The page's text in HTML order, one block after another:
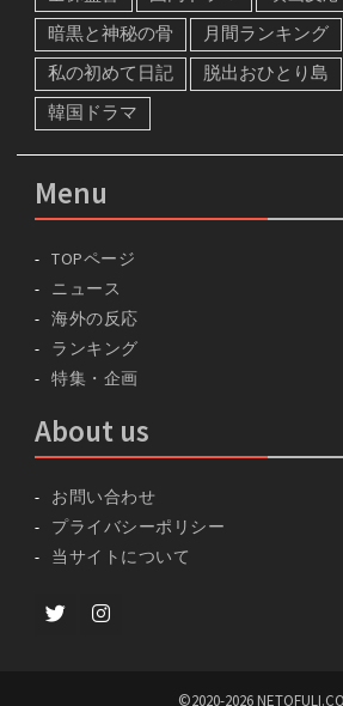
全裸監督
国内ドラマ
映画反応
暗黒と神秘の骨
月間ランキング
私の初めて日記
Menu
TOPページ
ニュース
海外の反応
ランキング
About us
お問い合わせ
プライバシーポリシー